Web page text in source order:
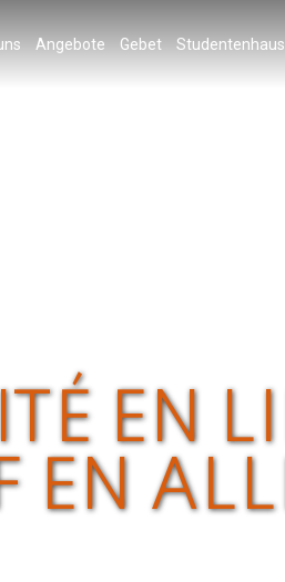
Angebote Gebet Studentenhaus
EN
EN